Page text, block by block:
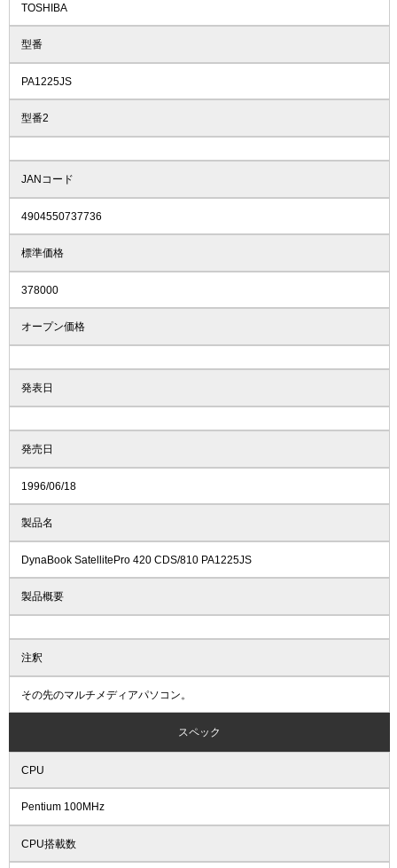
TOSHIBA
型番
PA1225JS
型番2
JANコード
4904550737736
標準価格
378000
オープン価格
発表日
発売日
1996/06/18
製品名
DynaBook SatellitePro 420 CDS/810 PA1225JS
製品概要
注釈
その先のマルチメディアパソコン。
スペック
CPU
Pentium 100MHz
CPU搭載数